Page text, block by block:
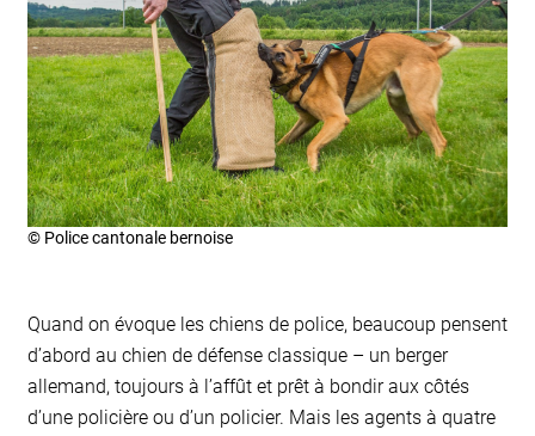
© Police cantonale bernoise
Quand on évoque les chiens de police, beaucoup pensent
d’abord au chien de défense classique – un berger
allemand, toujours à l’affût et prêt à bondir aux côtés
d’une policière ou d’un policier. Mais les agents à quatre